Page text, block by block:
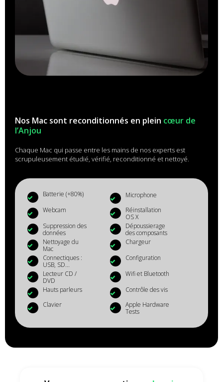
Nos Mac sont reconditionnés en plein cœur de
l’Anjou
Chaque Mac qui passe entre les mains de nos experts est
scrupuleusement étudié, vérifié, reconditionné et nettoyé.
Batterie (+80%)
Microphone
Webcam
Réinstallation
OS X
Suppression des
données
Dépoussierage
des composants
Nettoyage du
Mac
Chargeur
Connectiques :
USB, SD...
Configuration
Lecteur CD /
DVD
Wifi et Bluetooth
Hauts parleurs
Contrôle des vis
Clavier
Apple Hardware
Tests